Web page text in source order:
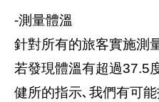
-測量體溫
針對所有的旅客實施測
若發現體溫有超過37.5
健所的指示､我們有可能